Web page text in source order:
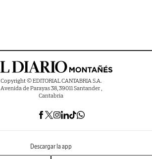
Copyright © EDITORIAL CANTABRIA S.A.
Avenida de Parayas 38, 39011 Santander ,
Cantabria
Descargar la app